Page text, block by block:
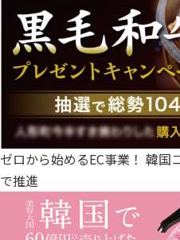
ゼロから始めるEC事業！ 韓
で推進